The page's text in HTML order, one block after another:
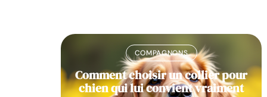
COMPAGNONS
Comment choisir un collier pour
chien qui lui convient vraiment